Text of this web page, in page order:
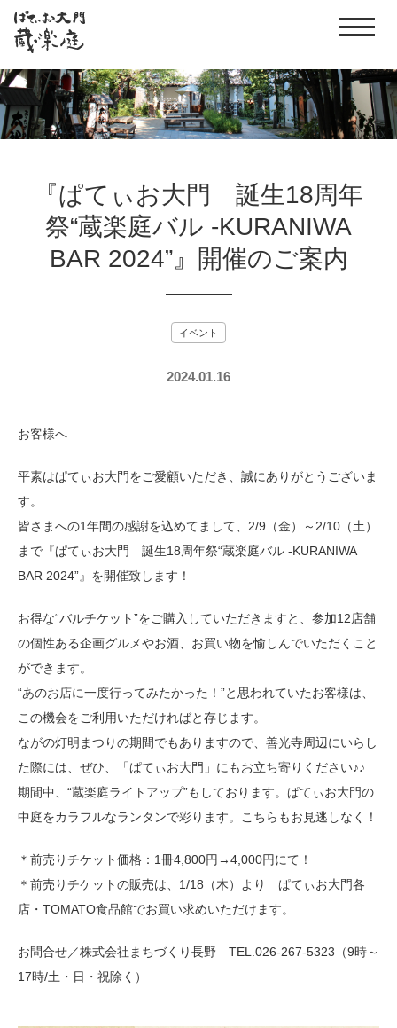
『ぱてぃお大門 誕生18周年
祭“蔵楽庭バル -KURANIWA
BAR 2024”』開催のご案内
イベント
2024.01.16
お客様へ
平素はぱてぃお大門をご愛顧いただき、誠にありがとうございま
す。
皆さまへの1年間の感謝を込めてまして、2/9（金）～2/10（土）
まで『ぱてぃお大門 誕生18周年祭“蔵楽庭バル -KURANIWA
BAR 2024”』を開催致します！
お得な“バルチケット”をご購入していただきますと、参加12店舗
の個性ある企画グルメやお酒、お買い物を愉しんでいただくこと
ができます。
“あのお店に一度行ってみたかった！”と思われていたお客様は、
この機会をご利用いただければと存じます。
ながの灯明まつりの期間でもありますので、善光寺周辺にいらし
た際には、ぜひ、「ぱてぃお大門」にもお立ち寄りください♪♪
期間中、“蔵楽庭ライトアップ”もしております。ぱてぃお大門の
中庭をカラフルなランタンで彩ります。こちらもお見逃しなく！
＊前売りチケット価格：1冊4,800円→4,000円にて！
＊前売りチケットの販売は、1/18（木）より ぱてぃお大門各
店・TOMATO食品館でお買い求めいただけます。
お問合せ／株式会社まちづくり長野 TEL.026-267-5323（9時～
17時/土・日・祝除く）